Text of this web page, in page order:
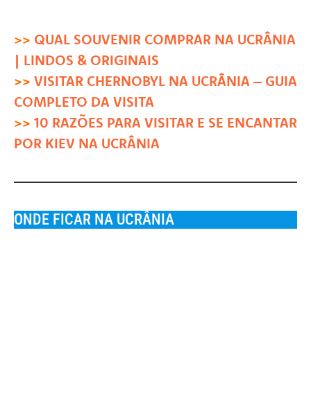
>> QUAL SOUVENIR COMPRAR NA UCRÂNIA
| LINDOS & ORIGINAIS
>> VISITAR CHERNOBYL NA UCRÂNIA – GUIA
COMPLETO DA VISITA
>> 10 RAZÕES PARA VISITAR E SE ENCANTAR
POR KIEV NA UCRÂNIA
ONDE FICAR NA UCRÂNIA